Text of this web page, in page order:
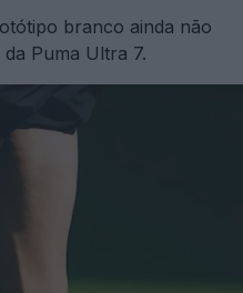
branco ainda não
Puma Ultra 7.